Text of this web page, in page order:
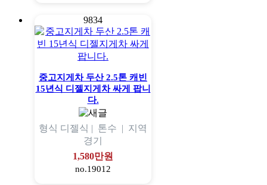
9834
중고지게차 두산 2.5톤 캐빈
15년식 디젤지게차 싸게 팝니
다.
형식 디젤식 | 톤수 | 지역
경기
1,580만원
no.19012